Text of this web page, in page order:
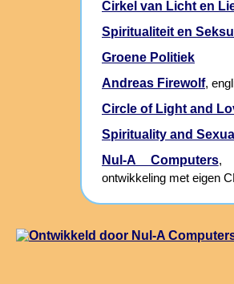
Cirkel van Licht en
Spiritualiteit en
Groene Politiek
Andreas Firewolf,
Circle of Light and
Spirituality and
Nul-A Computers,
ontwikkeling met eigen